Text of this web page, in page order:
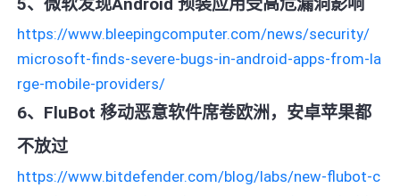
https://www.bleepingcomputer.com/news/security/
microsoft-finds-severe-bugs-in-android-apps-from-la
rge-mobile-providers/
6、FluBot 移动恶意软件席卷欧洲，安卓苹果都
不放过
https://www.bitdefender.com/blog/labs/new-flubot-c